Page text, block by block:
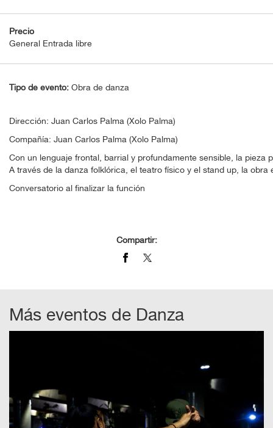
Precio
General Entrada libre
Tipo de evento: Obra de danza
Dirección: Juan Carlos Palma (Xolo Palma)
Compañía: Juan Carlos Palma (Xolo Palma)
Con un lenguaje frontal, barrial y profundamente sensible, la
A través de la danza folklórica, el teatro físico y el stand up, la
Conversatorio al finalizar la función
Compartir:
Más eventos de Danza